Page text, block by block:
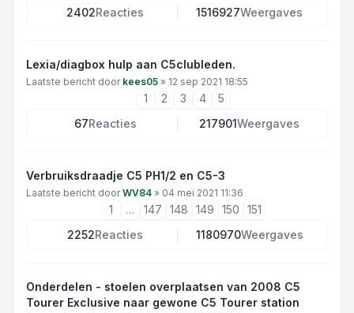
2402Reacties 1516927Weergaves
Lexia/diagbox hulp aan C5clubleden.
Laatste bericht door kees05 » 12 sep 2021 18:55
1 2 3 4
5
67Reacties 217901Weergaves
Verbruiksdraadje C5 PH1/2 en C5-3
Laatste bericht doorWV84 » 04 mei 2021 11:36
1 … 147 148 149 150
151
2252Reacties 1180970Weergaves
Onderdelen - stoelen overplaatsen van 2008 C5
Tourer Exclusive naar gewone C5 Tourer station